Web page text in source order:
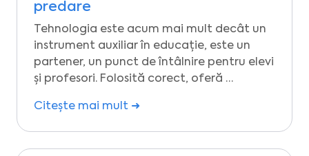
predare
Tehnologia este acum mai mult decât un
instrument auxiliar în educație, este un
partener, un punct de întâlnire pentru elevi
și profesori. Folosită corect, oferă …
Citește mai mult ➜